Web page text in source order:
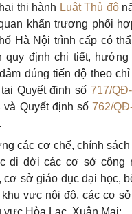
thi hành Luật Thủ đô
khẩn trương phối
Hà Nội trình cấp có
quy định chi tiết, hướng
đúng tiến độ theo
Quyết định số717/
và Quyết định số 762/
các cơ chế, chính
di dời các cơ sở công
cơ sở giáo dục đại học,
vực nội đô, các cơ
vực Hòa Lạc, Xuân Mai: